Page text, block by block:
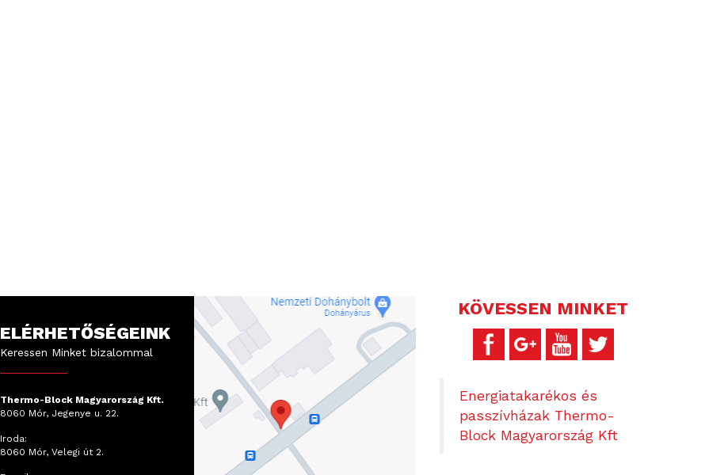
ELÉRHETŐSÉGEINK
Keressen Minket bizalommal
Thermo-Block Magyarország Kft.
8060 Mór, Jegenye u. 22.
Iroda:
8060 Mór, Velegi út 2.
KÖVESSEN MINKET
Energiatakarékos és
passzívházak Thermo-
Block Magyarország Kft